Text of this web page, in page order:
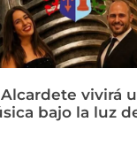
vivirá
bajo la luz